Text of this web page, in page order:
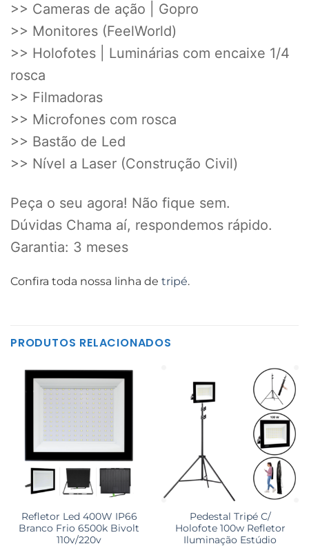
>> Cameras de ação | Gopro
>> Monitores (FeelWorld)
>> Holofotes | Luminárias com encaixe 1/4
rosca
>> Filmadoras
>> Microfones com rosca
>> Bastão de Led
>> Nível a Laser (Construção Civil)
Peça o seu agora! Não fique sem.
Dúvidas Chama aí, respondemos rápido.
Garantia: 3 meses
Confira toda nossa linha de tripé.
PRODUTOS RELACIONADOS
Refletor Led 400W IP66
Branco Frio 6500k Bivolt
110v/220v
Pedestal Tripé C/
Holofote 100w Refletor
Iluminação Estúdio